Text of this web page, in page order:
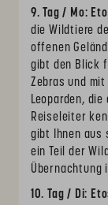
9. Tag / Mo:
die Wildtiere
offenen
gibt den Blick
Zebras und
Leoparden,
Reiseleiter
gibt Ihnen aus
ein Teil der
Übernachtung
10. Tag / Di: